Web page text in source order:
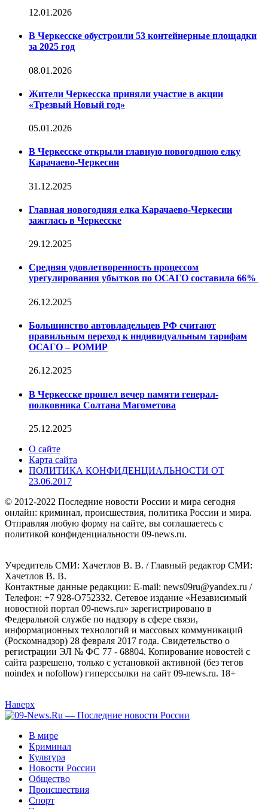
12.01.2026
В Черкесске обустроили 53 контейнерные площадки
за 2025 год
08.01.2026
Жители Черкесска приняли участие в акции
«Трезвый Новый год»
05.01.2026
В Черкесске открыли главную новогоднюю елку
Карачаево-Черкесии
31.12.2025
Главная новогодняя елка Карачаево-Черкесии
зажглась в Черкесске
29.12.2025
Средняя удовлетворенность процессом
урегулирования убытков по ОСАГО составила 66%
26.12.2025
Большинство автовладельцев РФ считают
правильным переход к индивидуальным тарифам
ОСАГО – РОМИР
26.12.2025
В Черкесске прошел вечер памяти генерал-
полковника Солтана Магометова
25.12.2025
О сайте
Карта сайта
ПОЛИТИКА КОНФИДЕНЦИАЛЬНОСТИ ОТ
23.06.2017
© 2012-2022 Последние новости России и мира сегодня
онлайн: криминал, происшествия, политика России и мира.
Отправляя любую форму на сайте, вы соглашаетесь с
политикой конфиденциальности 09-news.ru.
Учредитель СМИ: Хaчeтлoв B. B. / Главный редактор СМИ:
Хaчeтлoв B. B.
Контактные данные редакции: E-mail: news09ru@yandex.ru /
Телефон: +7 928-O752332. Сетевое издание «Независимый
новостной портал 09-news.ru» зарегистрировано в
Федеральной службе по надзору в сфере связи,
информационных технологий и массовых коммуникаций
(Роскомнадзор) 28 февраля 2017 года. Свидетельство о
регистрации ЭЛ № ФС 77 - 68804. Копирование новостей с
сайта разрешено, только с установкой активной (без тегов
noindex и nofollow) гиперссылки на сайт 09-news.ru. 18+
Наверх
В мире
Криминал
Культура
Новости России
Общество
Происшествия
Спорт